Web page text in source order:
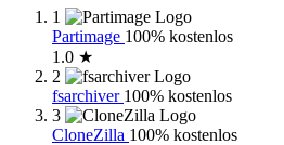
1
Partimage 100% kostenlos
1.0 ★
2
fsarchiver 100% kostenlos
3
CloneZilla 100% kostenlos